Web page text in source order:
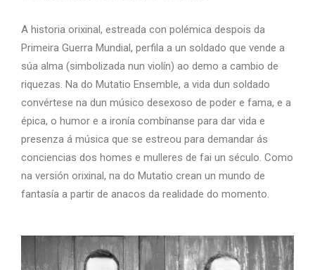
A historia orixinal, estreada con polémica despois da
Primeira Guerra Mundial, perfila a un soldado que vende a
súa alma (simbolizada nun violín) ao demo a cambio de
riquezas. Na do Mutatio Ensemble, a vida dun soldado
convértese na dun músico desexoso de poder e fama, e a
épica, o humor e a ironía combínanse para dar vida e
presenza á música que se estreou para demandar ás
conciencias dos homes e mulleres de fai un século. Como
na versión orixinal, na do Mutatio crean un mundo de
fantasía a partir de anacos da realidade do momento.